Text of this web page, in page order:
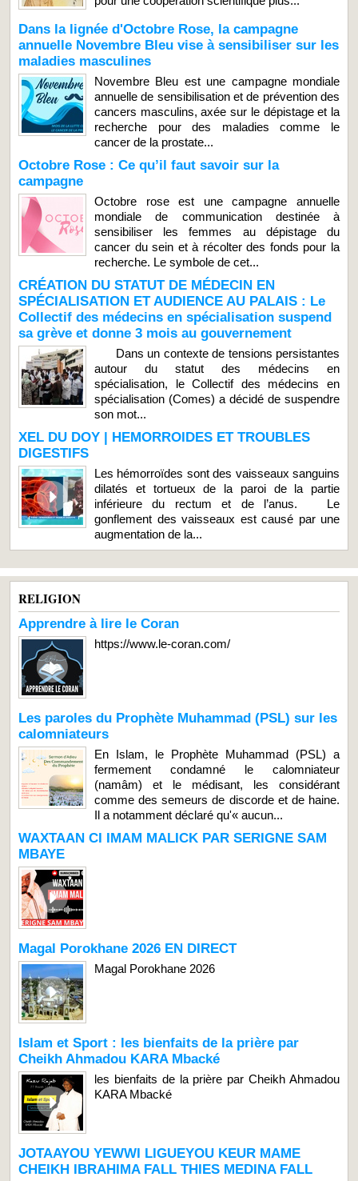
Dans la lignée d'Octobre Rose, la campagne
annuelle Novembre Bleu vise à sensibiliser sur les
maladies masculines
Novembre Bleu est une campagne mondiale
annuelle de sensibilisation et de prévention des
cancers masculins, axée sur le dépistage et la
recherche pour des maladies comme le
cancer de la prostate...
Octobre Rose : Ce qu’il faut savoir sur la
campagne
Octobre rose est une campagne annuelle
mondiale de communication destinée à
sensibiliser les femmes au dépistage du
cancer du sein et à récolter des fonds pour la
recherche. Le symbole de cet...
CRÉATION DU STATUT DE MÉDECIN EN
SPÉCIALISATION ET AUDIENCE AU PALAIS : Le
Collectif des médecins en spécialisation suspend
sa grève et donne 3 mois au gouvernement
Dans un contexte de tensions persistantes
autour du statut des médecins en
spécialisation, le Collectif des médecins en
spécialisation (Comes) a décidé de suspendre
son mot...
XEL DU DOY | HEMORROIDES ET TROUBLES
DIGESTIFS
Les hémorroïdes sont des vaisseaux sanguins
dilatés et tortueux de la paroi de la partie
inférieure du rectum et de l’anus. Le
gonflement des vaisseaux est causé par une
augmentation de la...
RELIGION
Apprendre à lire le Coran
https://www.le-coran.com/
Les paroles du Prophète Muhammad (PSL) sur les
calomniateurs
En Islam, le Prophète Muhammad (PSL) a
fermement condamné le calomniateur
(namâm) et le médisant, les considérant
comme des semeurs de discorde et de haine.
Il a notamment déclaré qu'« aucun...
WAXTAAN CI IMAM MALICK PAR SERIGNE SAM
MBAYE
Magal Porokhane 2026 EN DIRECT
Magal Porokhane 2026
Islam et Sport : les bienfaits de la prière par
Cheikh Ahmadou KARA Mbacké
les bienfaits de la prière par Cheikh Ahmadou
KARA Mbacké
JOTAAYOU YEWWI LIGUEYOU KEUR MAME
CHEIKH IBRAHIMA FALL THIES MEDINA FALL